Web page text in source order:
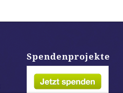
Spendenprojekte